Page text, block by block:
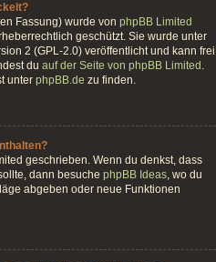
Fassung) wurde von phpBB Limited
geschützt. Sie wurde unter
2 (GPL-2.0) veröffentlicht und kann frei
du auf der Seite von phpBB Limited .
unter phpBB.de zu finden.
geschrieben. Wenn du denkst, dass
dann besuche phpBB Ideas, wo du
abgeben oder neue Funktionen